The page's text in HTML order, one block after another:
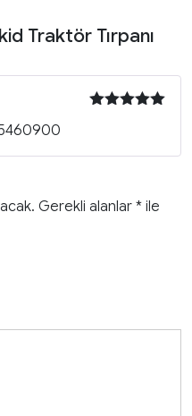
Traktör Tırpanı
Gerekli alanlar * ile